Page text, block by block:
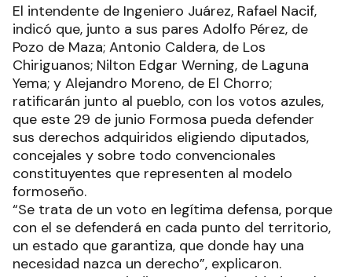
El intendente de Ingeniero Juárez, Rafael Nacif,
indicó que, junto a sus pares Adolfo Pérez, de
Pozo de Maza; Antonio Caldera, de Los
Chiriguanos; Nilton Edgar Werning, de Laguna
Yema; y Alejandro Moreno, de El Chorro;
ratificarán junto al pueblo, con los votos azules,
que este 29 de junio Formosa pueda defender
sus derechos adquiridos eligiendo diputados,
concejales y sobre todo convencionales
constituyentes que representen al modelo
formoseño.
“Se trata de un voto en legítima defensa, porque
con el se defenderá en cada punto del territorio,
un estado que garantiza, que donde hay una
necesidad nazca un derecho”, explicaron.